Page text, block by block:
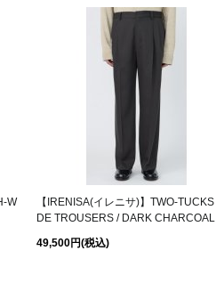
W
【IRENISA(イレニサ)】TWO-TUCKS
DE TROUSERS / DARK CHARCOAL
49,500円(税込)